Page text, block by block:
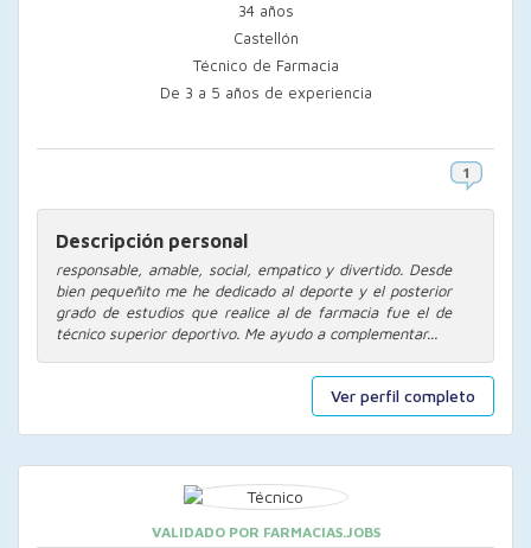
Ver perfil completo
34 años
Castellón
Técnico de Farmacia
De 3 a 5 años de experiencia
Descripción personal
responsable, amable, social, empatico y divertido. Desde
bien pequeñito me he dedicado al deporte y el posterior
grado de estudios que realice al de farmacia fue el de
técnico superior deportivo. Me ayudo a complementar...
VALIDADO POR FARMACIAS.JOBS